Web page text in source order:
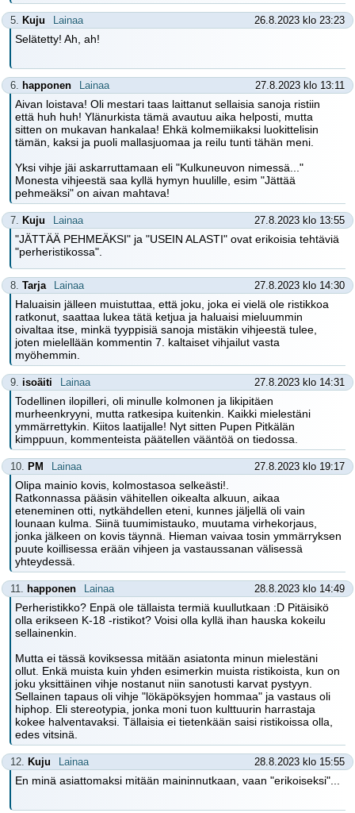
5. Kuju Lainaa 26.8.2023 klo 23:23
Selätetty! Ah, ah!
6. happonen Lainaa 27.8.2023 klo 13:11
Aivan loistava! Oli mestari taas laittanut sellaisia sanoja ristiin
että huh huh! Ylänurkista tämä avautuu aika helposti, mutta
sitten on mukavan hankalaa! Ehkä kolmemiikaksi luokittelisin
tämän, kaksi ja puoli mallasjuomaa ja reilu tunti tähän meni.
Yksi vihje jäi askarruttamaan eli "Kulkuneuvon nimessä..."
Monesta vihjeestä saa kyllä hymyn huulille, esim "Jättää
pehmeäksi" on aivan mahtava!
7. Kuju Lainaa 27.8.2023 klo 13:55
"JÄTTÄÄ PEHMEÄKSI" ja "USEIN ALASTI" ovat erikoisia tehtäviä
"perheristikossa".
8. Tarja Lainaa 27.8.2023 klo 14:30
Haluaisin jälleen muistuttaa, että joku, joka ei vielä ole ristikkoa
ratkonut, saattaa lukea tätä ketjua ja haluaisi mieluummin
oivaltaa itse, minkä tyyppisiä sanoja mistäkin vihjeestä tulee,
joten mielellään kommentin 7. kaltaiset vihjailut vasta
myöhemmin.
9. isoäiti Lainaa 27.8.2023 klo 14:31
Todellinen ilopilleri, oli minulle kolmonen ja likipitäen
murheenkryyni, mutta ratkesipa kuitenkin. Kaikki mielestäni
ymmärrettykin. Kiitos laatijalle! Nyt sitten Pupen Pitkälän
kimppuun, kommenteista päätellen vääntöä on tiedossa.
10. PM Lainaa 27.8.2023 klo 19:17
Olipa mainio kovis, kolmostasoa selkeästi!.
Ratkonnassa pääsin vähitellen oikealta alkuun, aikaa
eteneminen otti, nytkähdellen eteni, kunnes jäljellä oli vain
lounaan kulma. Siinä tuumimistauko, muutama virhekorjaus,
jonka jälkeen on kovis täynnä. Hieman vaivaa tosin ymmärryksen
puute koillisessa erään vihjeen ja vastaussanan välisessä
yhteydessä.
11. happonen Lainaa 28.8.2023 klo 14:49
Perheristikko? Enpä ole tällaista termiä kuullutkaan :D Pitäisikö
olla erikseen K-18 -ristikot? Voisi olla kyllä ihan hauska kokeilu
sellainenkin.
Mutta ei tässä koviksessa mitään asiatonta minun mielestäni
ollut. Enkä muista kuin yhden esimerkin muista ristikoista, kun on
joku yksittäinen vihje nostanut niin sanotusti karvat pystyyn.
Sellainen tapaus oli vihje "lökäpöksyjen hommaa" ja vastaus oli
hiphop. Eli stereotypia, jonka moni tuon kulttuurin harrastaja
kokee halventavaksi. Tällaisia ei tietenkään saisi ristikoissa olla,
edes vitsinä.
12. Kuju Lainaa 28.8.2023 klo 15:55
En minä asiattomaksi mitään maininnutkaan, vaan "erikoiseksi"...